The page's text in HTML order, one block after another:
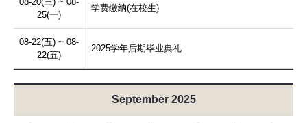
25(一)
学费缴纳(在校生)
08-22(五) ~ 08-
22(五)
2025学年后期毕业典礼
September 2025